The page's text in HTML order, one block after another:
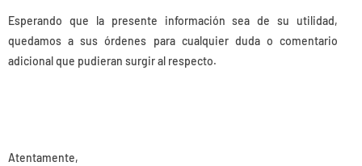
Esperando que la presente información sea de su utilidad,
quedamos a sus órdenes para cualquier duda o comentario
adicional que pudieran surgir al respecto.
Atentamente,